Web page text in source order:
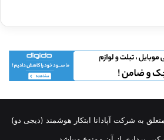
به شرکت آپادانا ابتکار هوشمند (دیجی دو)